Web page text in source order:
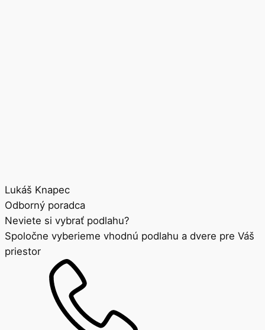
Lukáš Knapec
Odborný poradca
Neviete si vybrať podlahu?
Spoločne vyberieme vhodnú podlahu a dvere pre Váš
priestor